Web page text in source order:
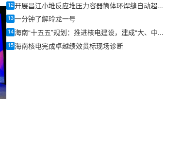
12 开展昌江小堆反应堆压力容器筒体环焊缝自动超声能力验证工作
13 一分钟了解玲龙一号
14 海南“十五五”规划：推进核电建设，建成“大、中、小、浮”兼备的核电能源枢纽
15 海南核电完成卓越绩效贯标现场诊断